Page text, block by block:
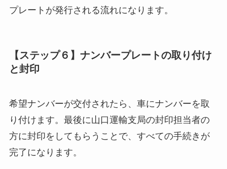
プレートが発行される流れになります。
【ステップ６】ナンバープレートの取り付け
と封印
希望ナンバーが交付されたら、車にナンバーを取
り付けます。最後に山口運輸支局の封印担当者の
方に封印をしてもらうことで、すべての手続きが
完了になります。